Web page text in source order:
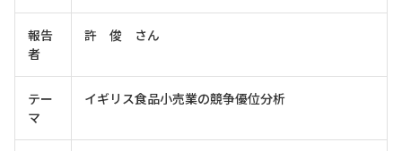
報告
者
許 俊 さん
テー
マ
イギリス食品小売業の競争優位分析